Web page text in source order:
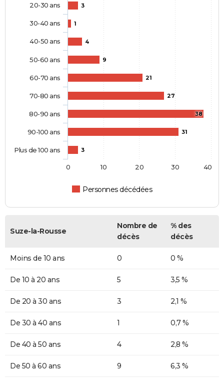
3
1
4
9
21
27
38
31
3
Personnes décédées
20-30 ans
30-40 ans
40-50 ans
50-60 ans
60-70 ans
70-80 ans
80-90 ans
90-100 ans
Plus de 100 ans
0 10 20 30 40
Suze-la-Rousse
Nombre de
décès
% des
décès
Moins de 10 ans 0 0 %
De 10 à 20 ans 5 3,5 %
De 20 à 30 ans 3 2,1 %
De 30 à 40 ans 1 0,7 %
De 40 à 50 ans 4 2,8 %
De 50 à 60 ans 9 6,3 %